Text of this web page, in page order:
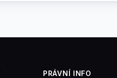
PRÁVNÍ INFO